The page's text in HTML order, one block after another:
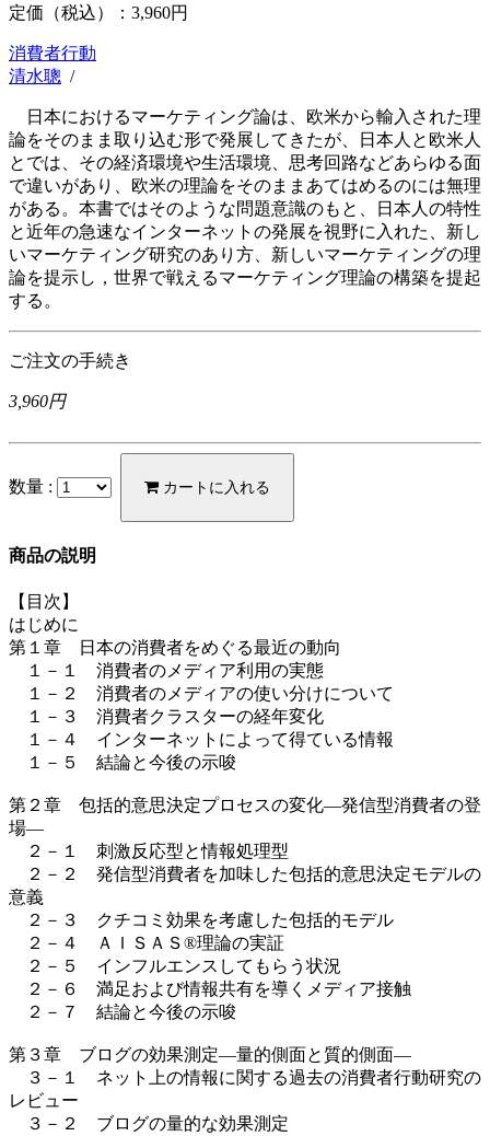
定価（税込）： 3,960円
消費者行動
清水聰 /
日本におけるマーケティング論は、欧米から輸入された理
論をそのまま取り込む形で発展してきたが、日本人と欧米人
とでは、その経済環境や生活環境、思考回路などあらゆる面
で違いがあり、欧米の理論をそのままあてはめるのには無理
がある。本書ではそのような問題意識のもと、日本人の特性
と近年の急速なインターネットの発展を視野に入れた、新し
いマーケティング研究のあり方、新しいマーケティングの理
論を提示し，世界で戦えるマーケティング理論の構築を提起
する。
ご注文の手続き
3,960円
数量 : カートに入れる
商品の説明
【目次】
はじめに
第１章 日本の消費者をめぐる最近の動向
１－１ 消費者のメディア利用の実態
１－２ 消費者のメディアの使い分けについて
１－３ 消費者クラスターの経年変化
１－４ インターネットによって得ている情報
１－５ 結論と今後の示唆
第２章 包括的意思決定プロセスの変化―発信型消費者の登
場―
２－１ 刺激反応型と情報処理型
２－２ 発信型消費者を加味した包括的意思決定モデルの
意義
２－３ クチコミ効果を考慮した包括的モデル
２－４ ＡＩＳＡＳ®理論の実証
２－５ インフルエンスしてもらう状況
２－６ 満足および情報共有を導くメディア接触
２－７ 結論と今後の示唆
第３章 ブログの効果測定―量的側面と質的側面―
３－１ ネット上の情報に関する過去の消費者行動研究の
レビュー
３－２ ブログの量的な効果測定